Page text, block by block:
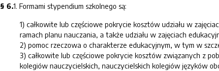
§ 6.1. Formami stypendium szkolnego są:
1) całkowite lub częściowe pokrycie kosztów udziału w
ramach planu nauczania, a także udziału w zajęciach
2) pomoc rzeczowa o charakterze edukacyjnym, w tym w
3) całkowite lub częściowe pokrycie kosztów związanych z
kolegiów nauczycielskich, nauczycielskich kolegiów języków